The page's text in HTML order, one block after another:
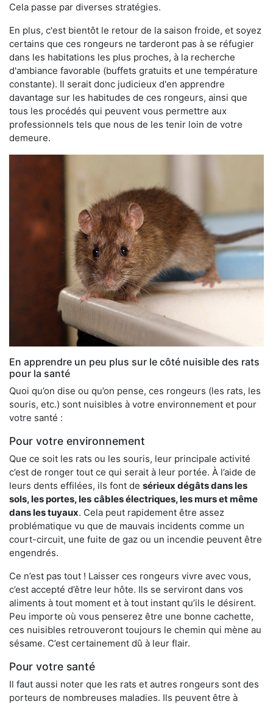
Cela passe par diverses stratégies.
En plus, c'est bientôt le retour de la saison froide, et soyez
certains que ces rongeurs ne tarderont pas à se réfugier
dans les habitations les plus proches, à la recherche
d'ambiance favorable (buffets gratuits et une température
constante). Il serait donc judicieux d'en apprendre
davantage sur les habitudes de ces rongeurs, ainsi que
tous les procédés qui peuvent vous permettre aux
professionnels tels que nous de les tenir loin de votre
demeure.
En apprendre un peu plus sur le côté nuisible des rats
pour la santé
Quoi qu’on dise ou qu’on pense, ces rongeurs (les rats, les
souris, etc.) sont nuisibles à votre environnement et pour
votre santé :
Pour votre environnement
Que ce soit les rats ou les souris, leur principale activité
c’est de ronger tout ce qui serait à leur portée. À l’aide de
leurs dents effilées, ils font de sérieux dégâts dans les
sols, les portes, les câbles électriques, les murs et même
dans les tuyaux. Cela peut rapidement être assez
problématique vu que de mauvais incidents comme un
court-circuit, une fuite de gaz ou un incendie peuvent être
engendrés.
Ce n’est pas tout ! Laisser ces rongeurs vivre avec vous,
c’est accepté d’être leur hôte. Ils se serviront dans vos
aliments à tout moment et à tout instant qu’ils le désirent.
Peu importe où vous penserez être une bonne cachette,
ces nuisibles retrouveront toujours le chemin qui mène au
sésame. C’est certainement dû à leur flair.
Pour votre santé
Il faut aussi noter que les rats et autres rongeurs sont des
porteurs de nombreuses maladies. Ils peuvent être à